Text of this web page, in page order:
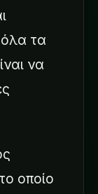
όλα τα
να
οποίο